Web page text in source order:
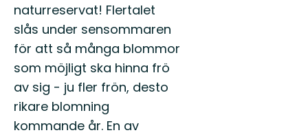
naturreservat! Flertalet
slås under sensommaren
för att så många blommor
som möjligt ska hinna frö
av sig - ju fler frön, desto
rikare blomning
kommande år. En av